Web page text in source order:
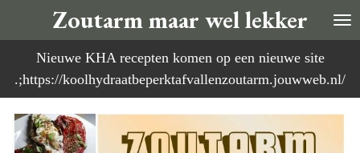
direct
naar
de
Zoutarm maar wel lekker
Nieuwe KHA recepten komen op een nieuwe site
.;https://koolhydraatbeperktafvallenzoutarm.jouwweb.nl/